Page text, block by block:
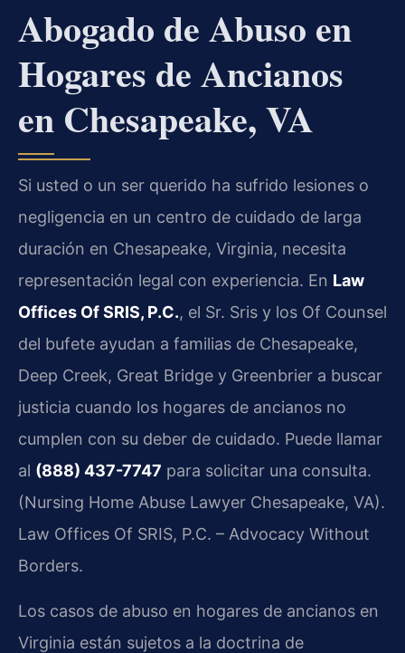
Abogado de Abuso en
Hogares de Ancianos
en Chesapeake, VA
Si usted o un ser querido ha sufrido lesiones o
negligencia en un centro de cuidado de larga
duración en Chesapeake, Virginia, necesita
representación legal con experiencia. En Law
Offices Of SRIS, P.C., el Sr. Sris y los Of Counsel
del bufete ayudan a familias de Chesapeake,
Deep Creek, Great Bridge y Greenbrier a buscar
justicia cuando los hogares de ancianos no
cumplen con su deber de cuidado. Puede llamar
al (888) 437-7747 para solicitar una consulta.
(Nursing Home Abuse Lawyer Chesapeake, VA).
Law Offices Of SRIS, P.C. – Advocacy Without
Borders.
Los casos de abuso en hogares de ancianos en
Virginia están sujetos a la doctrina de